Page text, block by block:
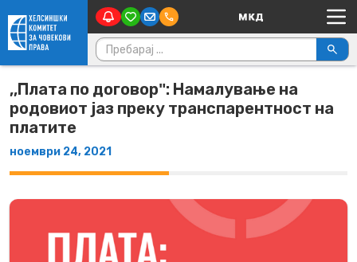
Skip to content Main Navigation
Пребарувај за:
,,Плата по договорʺ: Намалување на
родовиот јаз преку транспарентност на
платите
ноември 24, 2021